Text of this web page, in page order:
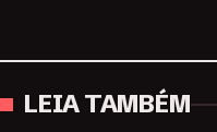
LEIA TAMBÉM